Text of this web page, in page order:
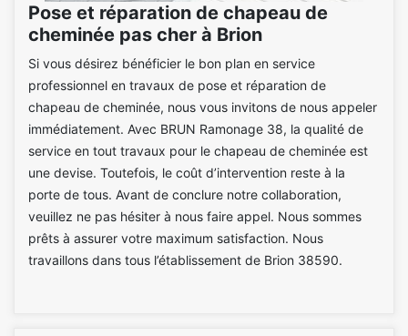
Pose et réparation de chapeau de
cheminée pas cher à Brion
Si vous désirez bénéficier le bon plan en service
professionnel en travaux de pose et réparation de
chapeau de cheminée, nous vous invitons de nous appeler
immédiatement. Avec BRUN Ramonage 38, la qualité de
service en tout travaux pour le chapeau de cheminée est
une devise. Toutefois, le coût d’intervention reste à la
porte de tous. Avant de conclure notre collaboration,
veuillez ne pas hésiter à nous faire appel. Nous sommes
prêts à assurer votre maximum satisfaction. Nous
travaillons dans tous l’établissement de Brion 38590.